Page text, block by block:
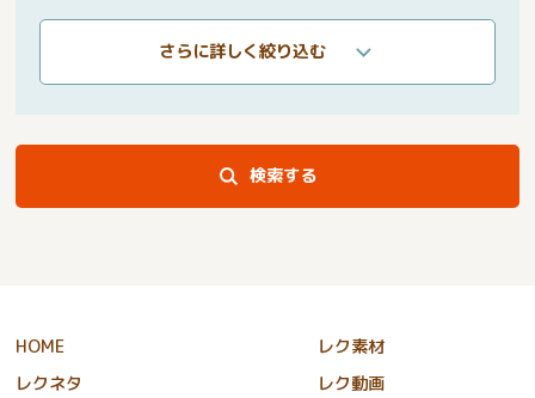
さらに詳しく絞り込む
検索する
HOME
レク素材
レクネタ
レク動画